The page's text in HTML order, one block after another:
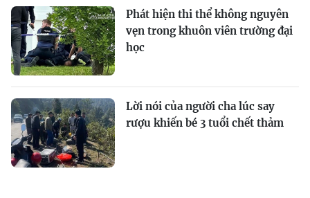
Phát hiện thi thể không nguyên
vẹn trong khuôn viên trường đại
học
Lời nói của người cha lúc say
rượu khiến bé 3 tuổi chết thảm